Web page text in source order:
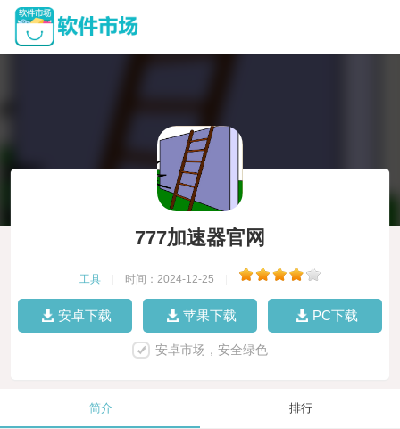
777加速器官网
工具 时间：2024-12-25
安卓下载 苹果下载 PC下载
安卓市场，安全绿色
简介 排行